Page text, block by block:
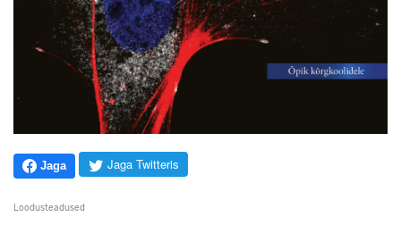
Jaga Jaga Twitteris
Loodusteadused